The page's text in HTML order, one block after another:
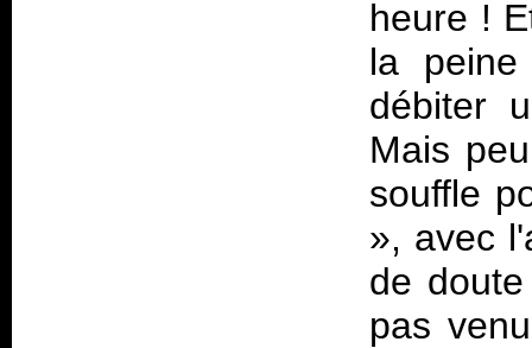
heure !
la
débiter
Mais
souffle
», avec
de
pas